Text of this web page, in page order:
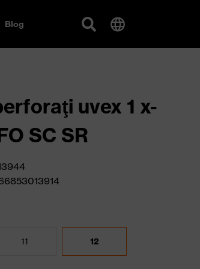
Blog
uvex 1 x-
SC SR
11 12